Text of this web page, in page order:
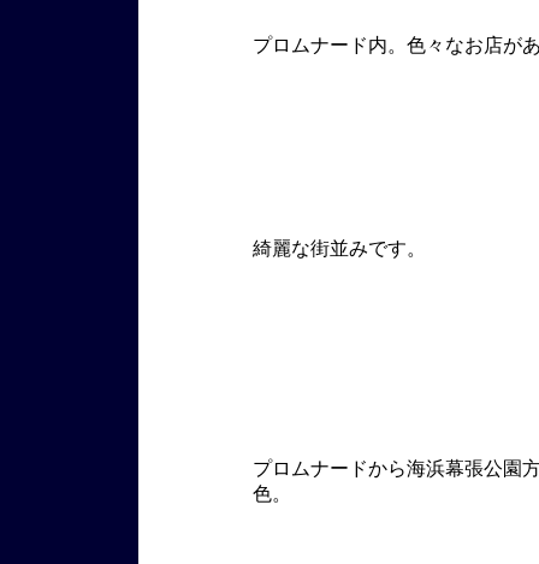
プロムナード内。色々なお店が
綺麗な街並みです。
プロムナードから海浜幕張公園
色。